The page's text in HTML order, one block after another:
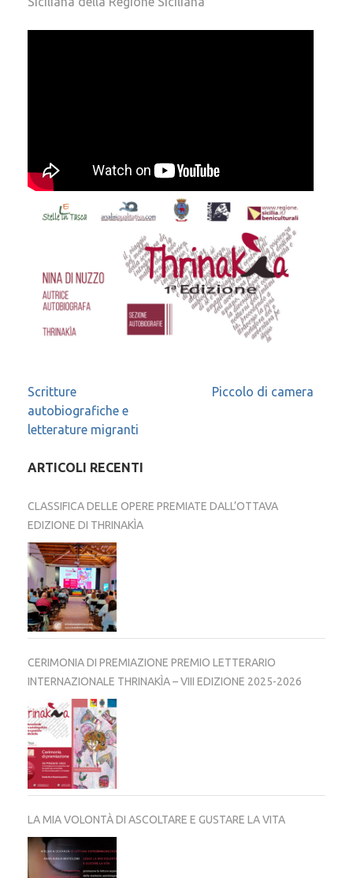
Navigazione
articoli
Scritture
autobiografiche e
letterature migranti
Piccolo di camera
ARTICOLI RECENTI
CLASSIFICA DELLE OPERE PREMIATE DALL’OTTAVA
EDIZIONE DI THRINAKÌA
CERIMONIA DI PREMIAZIONE PREMIO LETTERARIO
INTERNAZIONALE THRINAKÌA – VIII EDIZIONE 2025-2026
LA MIA VOLONTÀ DI ASCOLTARE E GUSTARE LA VITA